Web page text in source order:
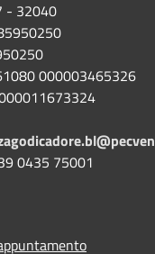
- 32040
000003465326
0435 75001